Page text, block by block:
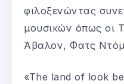
φιλοξενώντας
μουσικών όπως οι
Άβαλον, Φατς
«The land of look